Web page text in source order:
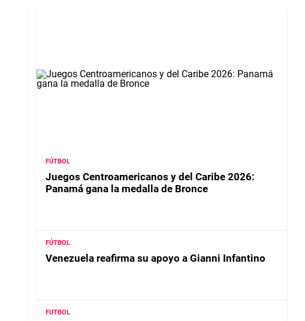
FÚTBOL
Juegos Centroamericanos y del Caribe 2026:
Panamá gana la medalla de Bronce
FÚTBOL
Venezuela reafirma su apoyo a Gianni Infantino
FUTBOL